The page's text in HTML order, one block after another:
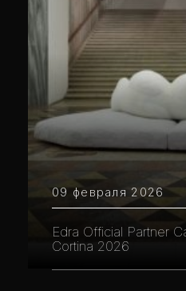
09 февраля 2026
Edra Official Partner
Cortina 2026